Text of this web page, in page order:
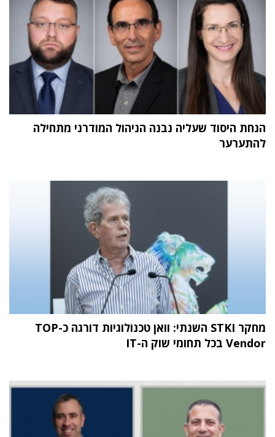
הנחת היסוד שעליה נבנה הניהול המודרני מתחילה
להתערער
מחקר STKI השנתי: וואן טכנולוגיות דורגה כ-TOP
Vendor בכל תחומי שוק ה-IT